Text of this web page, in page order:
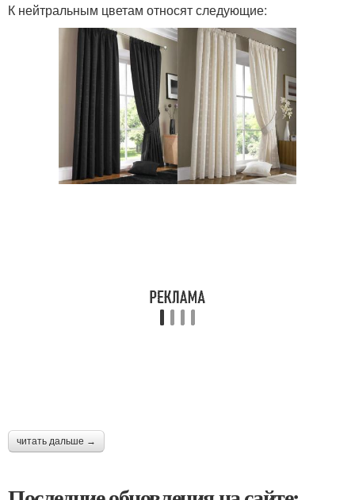
К нейтральным цветам относят следующие:
читать дальше →